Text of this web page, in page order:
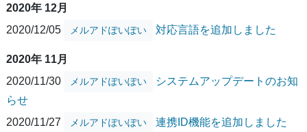
2020年 12月
2020/12/05
メルアドぽいぽい 対応言語を追加しました
2020年 11月
2020/11/30
メルアドぽいぽい
システムアップデートのお知
らせ
2020/11/27
メルアドぽいぽい 連携ID機能を追加しました